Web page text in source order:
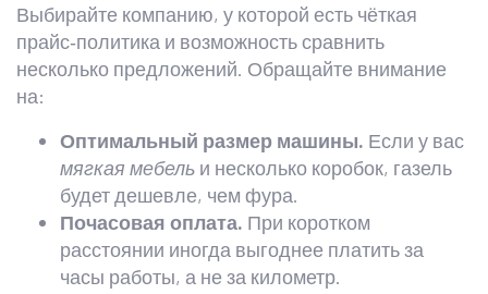
Выбирайте компанию, у которой есть чёткая
прайс‑политика и возможность сравнить
несколько предложений. Обращайте внимание
на:
Оптимальный размер машины. Если у вас
мягкая мебель и несколько коробок, газель
будет дешевле, чем фура.
Почасовая оплата. При коротком
расстоянии иногда выгоднее платить за
часы работы, а не за километр.